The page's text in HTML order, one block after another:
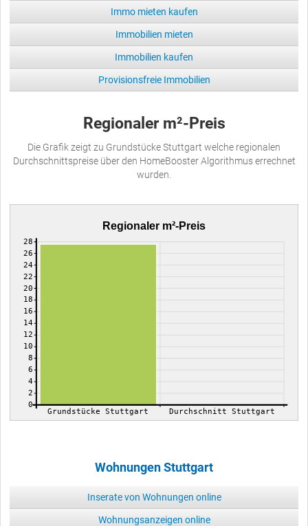
Immo mieten kaufen
Immobilien mieten
Immobilien kaufen
Provisionsfreie Immobilien
Regionaler m²-Preis
Die Grafik zeigt zu Grundstücke Stuttgart welche regionalen
Durchschnittspreise über den HomeBooster Algorithmus errechnet
wurden.
Regionaler m²-Preis
0
2
4
6
8
10
12
14
16
18
20
22
24
26
28
Grundstücke Stuttgart Durchschnitt Stuttgart
Wohnungen Stuttgart
Inserate von Wohnungen online
Wohnungsanzeigen online